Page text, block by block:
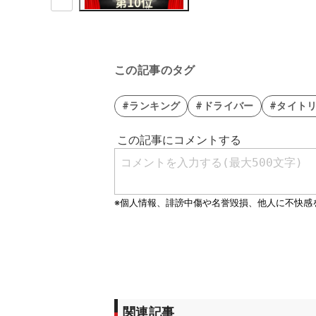
この記事のタグ
#ランキング #ドライバー #タイト
関連記事